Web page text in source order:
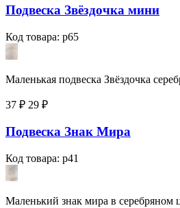
Подвеска Звёздочка мини
Код товара: p65
Маленькая подвеска Звёздочка
37 ₽ 29 ₽
Подвеска Знак Мира
Код товара: p41
Маленький знак мира в серебряном